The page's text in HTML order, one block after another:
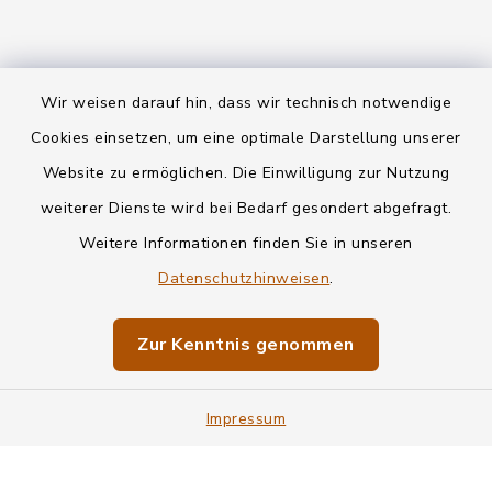
Wir weisen darauf hin, dass wir technisch notwendige
Cookies einsetzen, um eine optimale Darstellung unserer
Website zu ermöglichen. Die Einwilligung zur Nutzung
weiterer Dienste wird bei Bedarf gesondert abgefragt.
Weitere Informationen finden Sie in unseren
Datenschutzhinweisen.
Zur Kenntnis genommen
Impressum
Kontakt
Informationspflichten
Impressum
Sitemap